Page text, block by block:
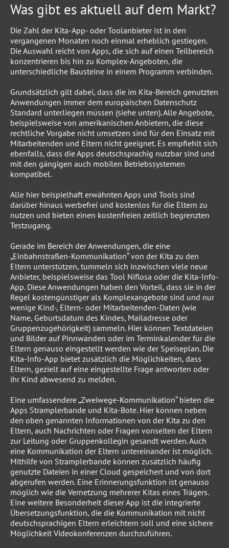
Was gibt es aktuell auf dem Markt?
Die Zahl der Kita-App- oder Toolanbieter ist in den
vergangenen Monaten noch einmal erheblich gestiegen.
Die Auswahl reicht von Apps, die sich auf einen Teilbereich
konzentrieren bis hin zu Komplex-Angeboten, die
unterschiedliche Bausteine in einem Programm verbinden.
Grundsätzlich gilt dabei, dass die im Kita-Bereich genutzten
Anwendungen immer dem europäischen Datenschutz
Standard unterliegen müssen (siehe unten). Alle Angebote,
beispielsweise von amerikanischen Anbietern, die diese
rechtliche Vorgabe nicht umsetzen sind für den Einsatz mit
Mitarbeitenden und Eltern nicht geeignet. Es empfiehlt sich
ebenfalls, dass die Apps deutschsprachig nutzbar sind und
mit den gängigen auch mobilen Betriebssystemen
kompatibel.
Alle hier beispielhaft erwähnten Apps und Tools sind
darüber hinaus werbefrei und kostenlos für die Eltern zu
nutzen und bieten einen kostenfreien zeitlich begrenzten
Testzugang.
Gerade im Bereich der Anwendungen, die eine
„Einbahnstraßen-Kommunikation“ von der Kita zu den
Eltern unterstützen, tummeln sich inzwischen viele neue
Anbieter, beispielsweise das Tool Niflosa oder die Kita-Info-
App. Diese Anwendungen haben den Vorteil, dass sie in der
Regel kostengünstiger als Komplexangebote sind und nur
wenige Kind-, Eltern- oder Mitarbeitenden-Daten (wie
Name, Geburtsdatum des Kindes, Mailadresse oder
Gruppenzugehörigkeit) sammeln. Hier können Textdateien
und Bilder auf Pinnwänden oder im Terminkalender für die
Eltern genauso eingestellt werden wie der Speiseplan. Die
Kita-Info-App bietet zusätzlich die Möglichkeiten, dass
Eltern, gezielt auf eine eingestellte Frage antworten oder
ihr Kind abwesend zu melden.
Eine umfassendere „Zweiwege-Kommunikation“ bieten die
Apps Stramplerbande und Kita-Bote. Hier können neben
den oben genannten Informationen von der Kita zu den
Eltern, auch Nachrichten oder Fragen vonseiten der Eltern
zur Leitung oder Gruppenkollegin gesandt werden. Auch
eine Kommunikation der Eltern untereinander ist möglich.
Mithilfe von Stramplerbande können zusätzlich häufig
genutzte Dateien in einer Cloud gespeichert und von dort
abgerufen werden. Eine Erinnerungsfunktion ist genauso
möglich wie die Vernetzung mehrerer Kitas eines Trägers.
Eine weitere Besonderheit dieser App ist die integrierte
Übersetzungsfunktion, die die Kommunikation mit nicht
deutschsprachigen Eltern erleichtern soll und eine sichere
Möglichkeit Videokonferenzen durchzuführen.